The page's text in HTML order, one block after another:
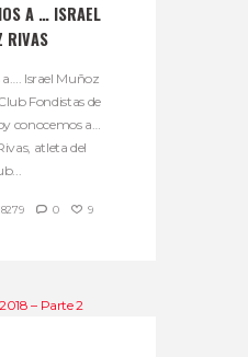
A … ISRAEL
RIVAS
Israel Muñoz
Fondistas de
conocemos a…
atleta del
0 9